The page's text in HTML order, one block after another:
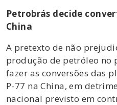
Petrobrás decide
China
A pretexto de não
produção de petróleo no
fazer as conversões das
P-77 na China, em
nacional previsto em